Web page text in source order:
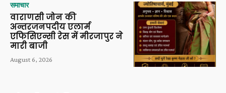
समाचार
वाराणसी जोन की
अन्तरजनपदीय एलार्म
एफिसिएन्सी रेस में मीरजापुर ने
मारी बाजी
August 6, 2026